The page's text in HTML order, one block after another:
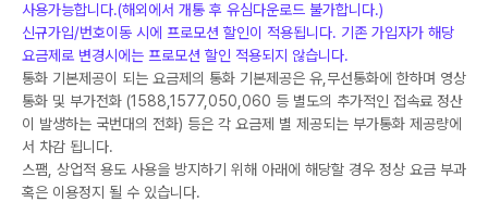
사용가능합니다.(해외에서 개통 후 유심다운로드 불가합니다.)
신규가입/번호이동 시에 프로모션 할인이 적용됩니다. 기존 가입자가 해당
요금제로 변경시에는 프로모션 할인 적용되지 않습니다.
통화 기본제공이 되는 요금제의 통화 기본제공은 유,무선통화에 한하며 영상
통화 및 부가전화 (1588,1577,050,060 등 별도의 추가적인 접속료 정산
이 발생하는 국번대의 전화) 등은 각 요금제 별 제공되는 부가통화 제공량에
서 차감 됩니다.
스팸, 상업적 용도 사용을 방지하기 위해 아래에 해당할 경우 정상 요금 부과
혹은 이용정지 될 수 있습니다.